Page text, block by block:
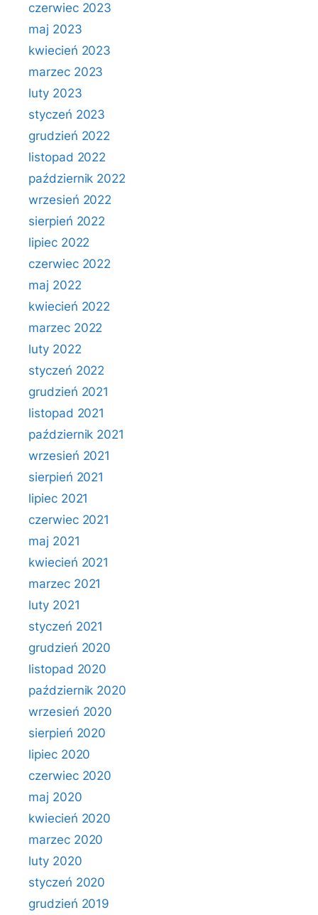
czerwiec 2023
maj 2023
kwiecień 2023
marzec 2023
luty 2023
styczeń 2023
grudzień 2022
listopad 2022
październik 2022
wrzesień 2022
sierpień 2022
lipiec 2022
czerwiec 2022
maj 2022
kwiecień 2022
marzec 2022
luty 2022
styczeń 2022
grudzień 2021
listopad 2021
październik 2021
wrzesień 2021
sierpień 2021
lipiec 2021
czerwiec 2021
maj 2021
kwiecień 2021
marzec 2021
luty 2021
styczeń 2021
grudzień 2020
listopad 2020
październik 2020
wrzesień 2020
sierpień 2020
lipiec 2020
czerwiec 2020
maj 2020
kwiecień 2020
marzec 2020
luty 2020
styczeń 2020
grudzień 2019